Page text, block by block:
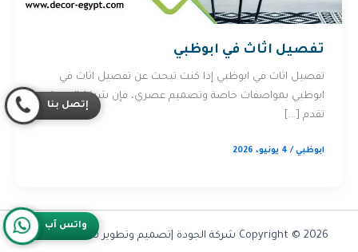
تفصيل اثاث في ابوظبي
تفصيل اثاث في ابوظبي إذا كنت تبحث عن تفصيل اثاث في
ابوظبي بمواصفات خاصة وتصميم عصري، فإن شركة الجودة
تقدم […]
ابوظبي/ 4 يونيو، 2026
Copyright © 2026 شركة الجودة |تصميم وتطوير شركة Olymoo
واتس آب
إتصل بنا